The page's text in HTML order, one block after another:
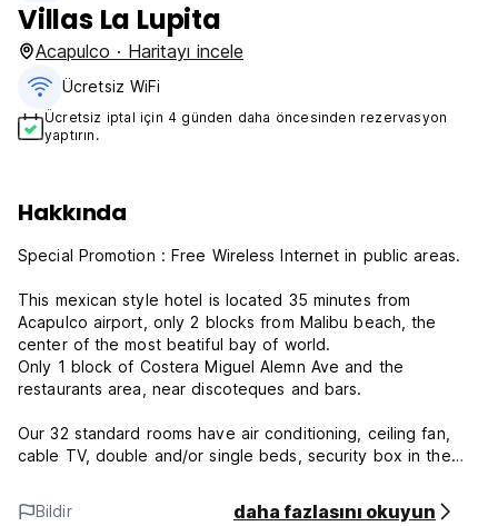
Villas La Lupita
Acapulco · Haritayı incele
Ücretsiz WiFi
Ücretsiz iptal için 4 günden daha öncesinden rezervasyon
yaptırın.
Hakkında
Special Promotion : Free Wireless Internet in public areas.
This mexican style hotel is located 35 minutes from
Acapulco airport, only 2 blocks from Malibu beach, the
center of the most beatiful bay of world.
Only 1 block of Costera Miguel Alemn Ave and the
restaurants area, near discoteques and bars.
Our 32 standard rooms have air conditioning, ceiling fan,
cable TV, double and/or single beds, security box in the
In hotel area you have a swimming pool, palapa with flat TV
Bildir daha fazlasını okuyun